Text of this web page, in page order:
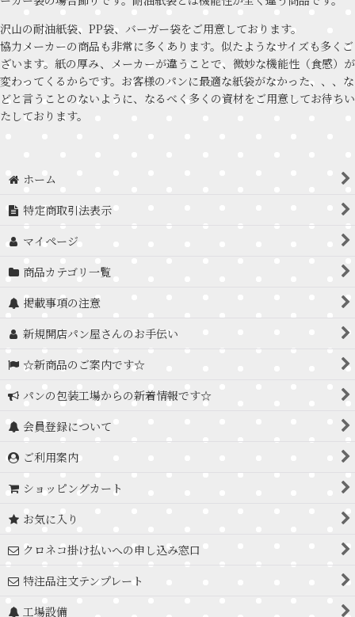
沢山の耐油紙袋、PP袋、バーガー袋をご用意しております。
協力メーカーの商品も非常に多くあります。似たようなサイズも多くご
ざいます。紙の厚み、メーカーが違うことで、微妙な機能性（食感）が
変わってくるからです。お客様のパンに最適な紙袋がなかった、、、な
どと言うことのないように、なるべく多くの資材をご用意してお待ちい
たしております。
ホーム
特定商取引法表示
マイページ
商品カテゴリ一覧
掲載事項の注意
新規開店パン屋さんのお手伝い
☆新商品のご案内です☆
パンの包装工場からの新着情報です☆
会員登録について
ご利用案内
ショッピングカート
お気に入り
クロネコ掛け払いへの申し込み窓口
特注品注文テンプレート
工場設備